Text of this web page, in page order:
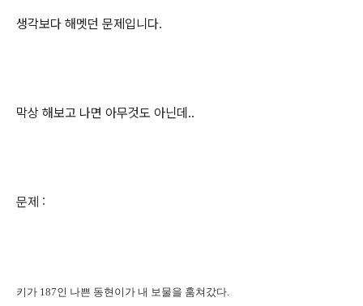
생각보다 해멧던 문제입니다.
막상 해보고 나면 아무것도 아닌데..
문제 :
키가 187인 나쁜 동현이가 내 보물을 훔쳐갔다.